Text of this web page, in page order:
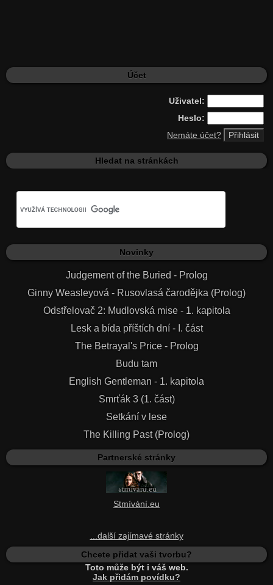
Účet
Uživatel:
Heslo:
Nemáte účet?
Hledat na stránkách
Novinky
Judgement of the Buried - Prolog
Ginny Weasleyová - Rusovlasá čarodějka (Prolog)
Odstřelovač 2: Mudlovská mise - 1. kapitola
Lesk a bída příštích dní - I. část
The Betrayal's Price - Prolog
Budu tam
English Gentleman - 1. kapitola
Smrťák 3 (1. část)
Setkání v lese
The Killing Past (Prolog)
Partnerské stránky
Stmívání.eu
...další zajímavé stránky
Chcete přidat vaši tvorbu?
Toto může být i váš web.
Jak přidám povídku?